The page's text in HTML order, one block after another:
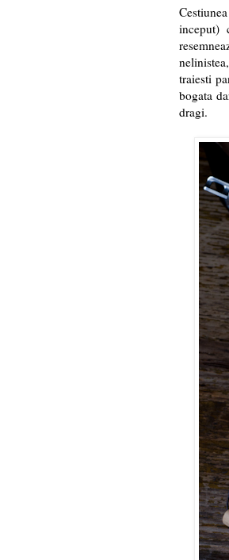
inceput)
traiesti
bogata
dragi.